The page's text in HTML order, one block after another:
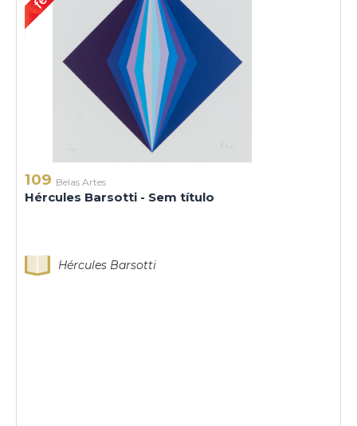
109 Belas Artes
Hércules Barsotti - Sem título
Hércules Barsotti